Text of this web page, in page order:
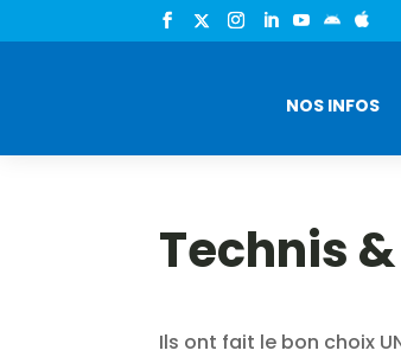
 
NOS INFOS
Technis
Ils ont fait le bon choix